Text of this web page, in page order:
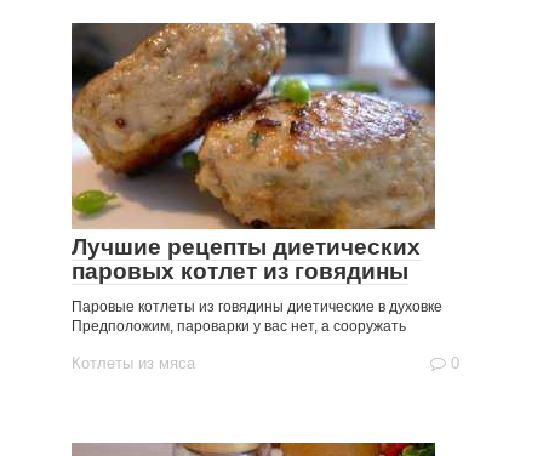
Лучшие рецепты диетических
паровых котлет из говядины
Паровые котлеты из говядины диетические в духовке
Предположим, пароварки у вас нет, а сооружать
Котлеты из мяса 0